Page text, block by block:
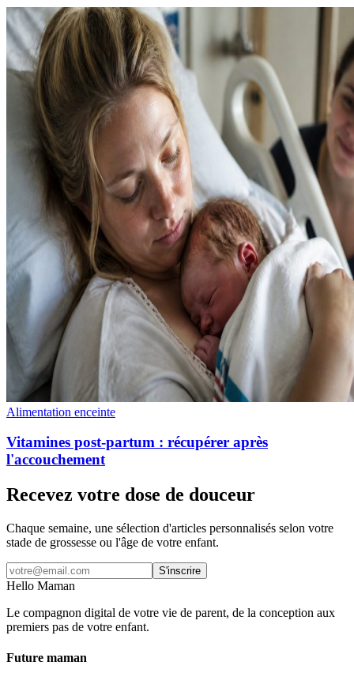
Alimentation enceinte
Vitamines post-partum : récupérer après
l'accouchement
Recevez votre dose de douceur
Chaque semaine, une sélection d'articles personnalisés selon votre
stade de grossesse ou l'âge de votre enfant.
S'inscrire
Hello Maman
Le compagnon digital de votre vie de parent, de la conception aux
premiers pas de votre enfant.
Future maman